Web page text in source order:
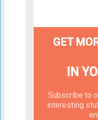
GET
IN
Subscribe to
interesting